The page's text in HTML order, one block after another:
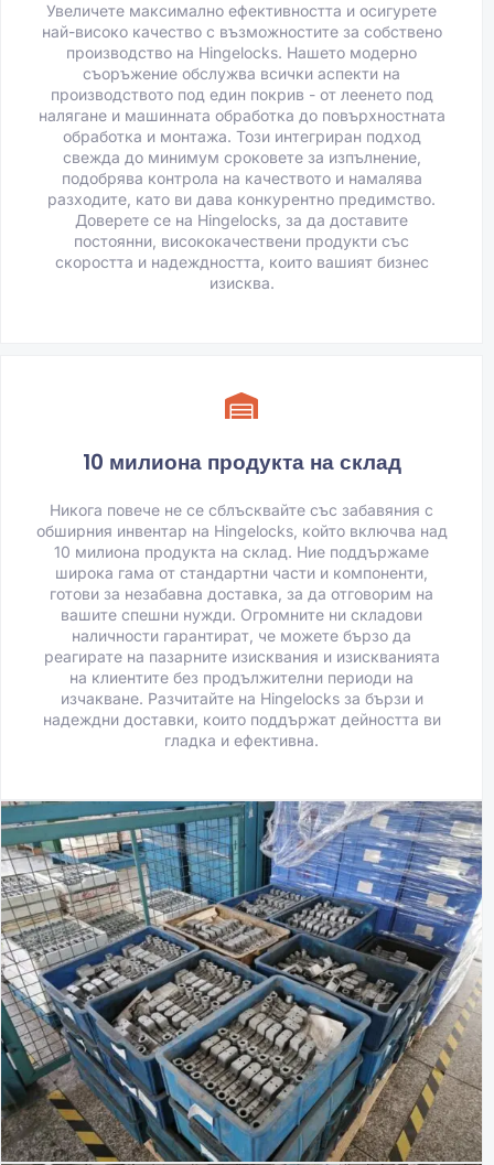
Увеличете максимално ефективността и осигурете
най-високо качество с възможностите за собствено
производство на Hingelocks. Нашето модерно
съоръжение обслужва всички аспекти на
производството под един покрив - от леенето под
налягане и машинната обработка до повърхностната
обработка и монтажа. Този интегриран подход
свежда до минимум сроковете за изпълнение,
подобрява контрола на качеството и намалява
разходите, като ви дава конкурентно предимство.
Доверете се на Hingelocks, за да доставите
постоянни, висококачествени продукти със
скоростта и надеждността, които вашият бизнес
изисква.
10 милиона продукта на склад
Никога повече не се сблъсквайте със забавяния с
обширния инвентар на Hingelocks, който включва над
10 милиона продукта на склад. Ние поддържаме
широка гама от стандартни части и компоненти,
готови за незабавна доставка, за да отговорим на
вашите спешни нужди. Огромните ни складови
наличности гарантират, че можете бързо да
реагирате на пазарните изисквания и изискванията
на клиентите без продължителни периоди на
изчакване. Разчитайте на Hingelocks за бързи и
надеждни доставки, които поддържат дейността ви
гладка и ефективна.